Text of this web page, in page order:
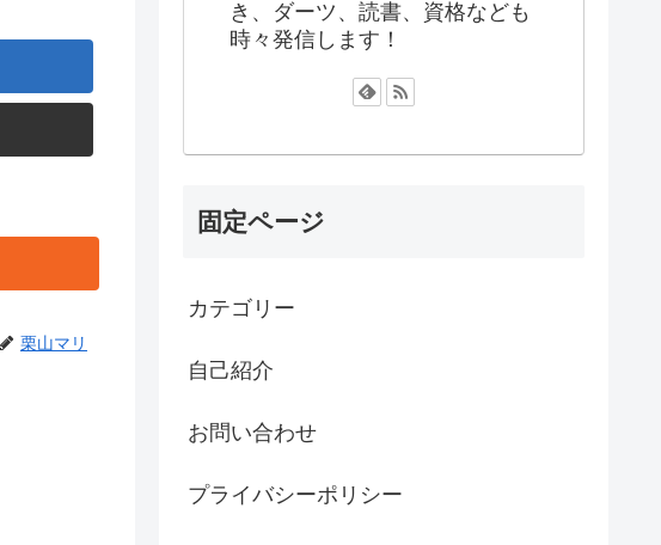
栗山マリ
き、ダーツ、読書、資格なども
時々発信します！
固定ページ
カテゴリー
自己紹介
お問い合わせ
プライバシーポリシー